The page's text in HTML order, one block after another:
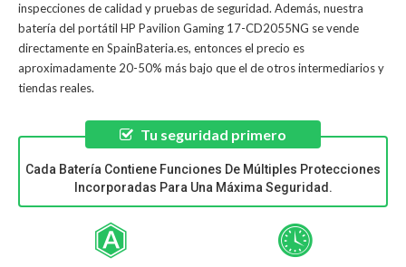
inspecciones de calidad y pruebas de seguridad. Además, nuestra
batería del portátil HP Pavilion Gaming 17-CD2055NG se vende
directamente en SpainBateria.es, entonces el precio es
aproximadamente 20-50% más bajo que el de otros intermediarios y
tiendas reales.
Tu seguridad primero
Cada Batería Contiene Funciones De Múltiples Protecciones
Incorporadas Para Una Máxima Seguridad.